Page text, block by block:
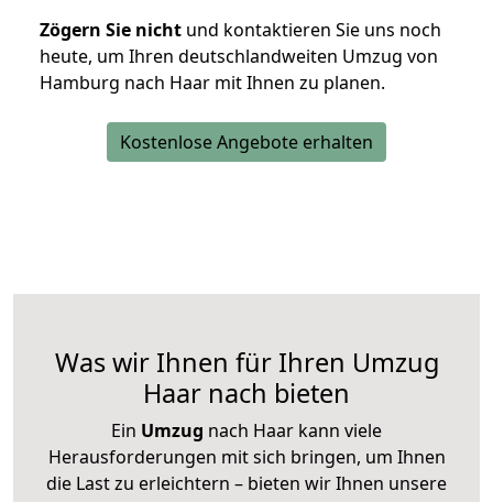
Zögern Sie nicht und kontaktieren Sie uns noch
heute, um Ihren deutschlandweiten Umzug von
Hamburg nach Haar mit Ihnen zu planen.
Kostenlose Angebote erhalten
Was wir Ihnen für Ihren Umzug
Haar nach bieten
Ein Umzug nach Haar kann viele
Herausforderungen mit sich bringen, um Ihnen
die Last zu erleichtern – bieten wir Ihnen unsere